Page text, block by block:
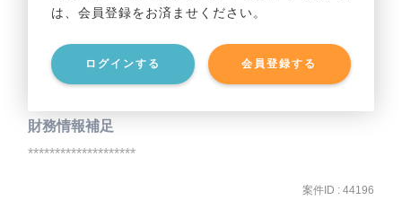
は、会員登録をお済ませください。
ログインする 会員登録する
事業資産 ********************
事業負債 ********************
財務情報補足
********************
案件ID : 44196